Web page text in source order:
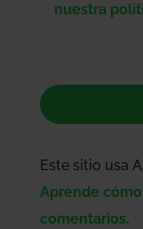
nuestra
Este sitio usa
Aprende
comentarios.